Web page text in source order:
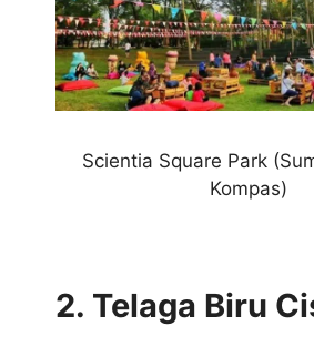
Scientia Square Park
Kompas)
2. Telaga Biru